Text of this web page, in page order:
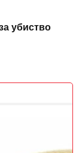
убиство